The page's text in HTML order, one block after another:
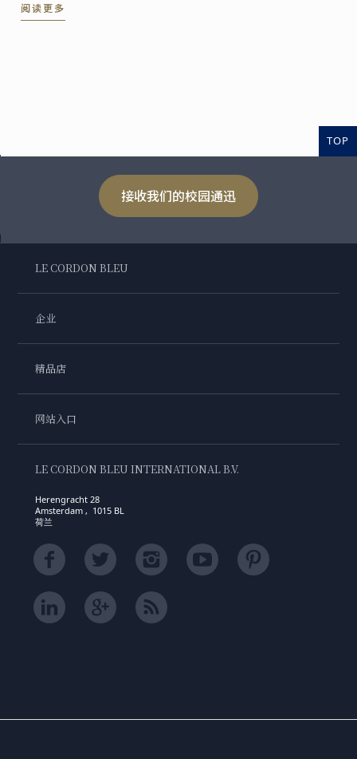
阅读更多
TOP
接收我们的校园通迅
LE CORDON BLEU
企业
精品店
网站入口
LE CORDON BLEU INTERNATIONAL B.V.
Herengracht 28
Amsterdam , 1015 BL
荷兰